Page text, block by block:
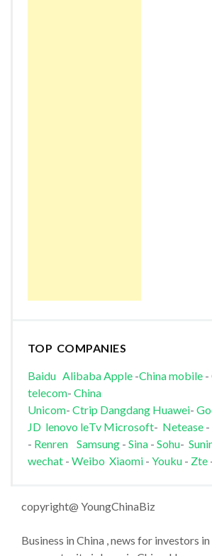
TOP COMPANIES
Baidu AlibabaApple-China mobile-
telecom- China
Unicom- Ctrip Dangdang Huawei-
JD lenovo leTv Microsoft- Netease-
- Renren Samsung- Sina- Sohu-
wechat - Weibo Xiaomi- Youku - Zte
copyright@ YoungChinaBiz
Business in China , news for investors